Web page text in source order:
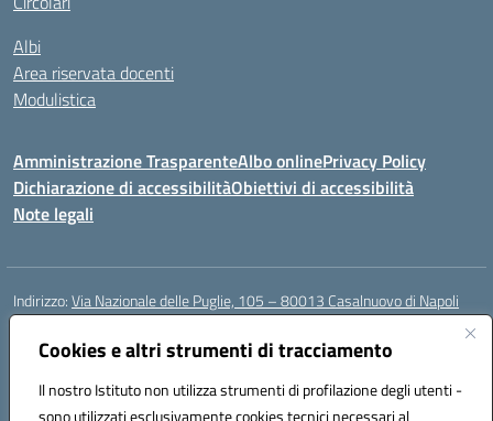
Cookies e altri strumenti di tracciamento
Il nostro Istituto non utilizza strumenti di profilazione degli utenti -
sono utilizzati esclusivamente cookies tecnici necessari al
Albi
Area riservata docenti
Modulistica
Amministrazione TrasparenteAlbo onlinePrivacy Policy
Dichiarazione di accessibilitàObiettivi di accessibilità
Note legali
Indirizzo:Via Nazionale delle Puglie, 105 – 80013 Casalnuovo di Napoli
Centralino:
Email:naee32300a@istruzione.it
Codice fiscale: 93007720639